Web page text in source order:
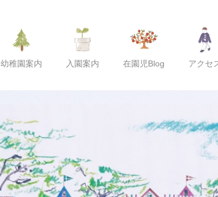
幼稚園案内 入園案内 在園児Blog アクセ